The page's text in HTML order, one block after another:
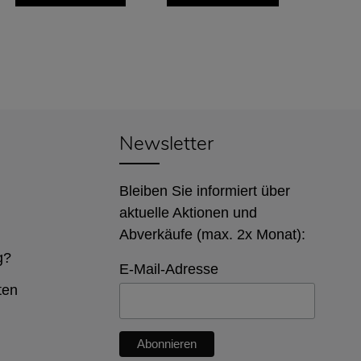
Newsletter
Bleiben Sie informiert über
aktuelle Aktionen und
Abverkäufe (max. 2x Monat):
E-Mail-Adresse